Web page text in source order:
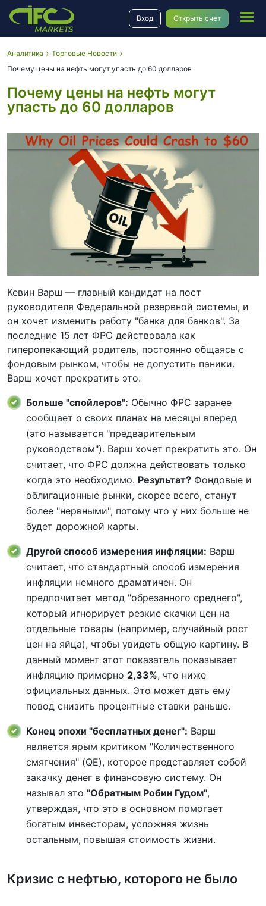
Вход Открыть счет
Аналитика
Торговые Новости
Почему цены на нефть могут упасть до 60 долларов
Почему цены на нефть могут
упасть до 60 долларов
Кевин Варш — главный кандидат на пост
руководителя Федеральной резервной системы, и
он хочет изменить работу "банка для банков". За
последние 15 лет ФРС действовала как
гиперопекающий родитель, постоянно общаясь с
фондовым рынком, чтобы не допустить паники.
Варш хочет прекратить это.
Больше "спойлеров": Обычно ФРС заранее
сообщает о своих планах на месяцы вперед
(это называется "предварительным
руководством"). Варш хочет прекратить это. Он
считает, что ФРС должна действовать только
когда это необходимо. Результат? Фондовые и
облигационные рынки, скорее всего, станут
более "нервными", потому что у них больше не
будет дорожной карты.
Другой способ измерения инфляции: Варш
считает, что стандартный способ измерения
инфляции немного драматичен. Он
предпочитает метод "обрезанного среднего",
который игнорирует резкие скачки цен на
отдельные товары (например, случайный рост
цен на яйца), чтобы увидеть общую картину. В
данный момент этот показатель показывает
инфляцию примерно 2,33%, что ниже
официальных данных. Это может дать ему
повод снизить процентные ставки раньше.
Конец эпохи "бесплатных денег": Варш
является ярым критиком "Количественного
смягчения" (QE), которое представляет собой
закачку денег в финансовую систему. Он
называл это "Обратным Робин Гудом",
утверждая, что это в основном помогает
богатым инвесторам, усложняя жизнь
остальным, повышая стоимость жизни.
Кризис с нефтью, которого не было